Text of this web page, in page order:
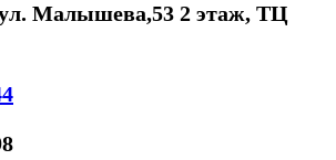
ул. Малышева,53 2 этаж, ТЦ